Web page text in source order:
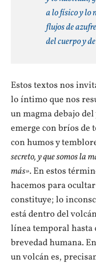
a lo físico y lo
flujos de
del cuerpo y
Estos textos nos
lo íntimo que nos
un magma debajo
emerge con bríos de
con humos y
secreto, y que somos la
más». En estos
hacemos para
constituye; lo
está dentro del
línea temporal
brevedad humana. En
un volcán es,